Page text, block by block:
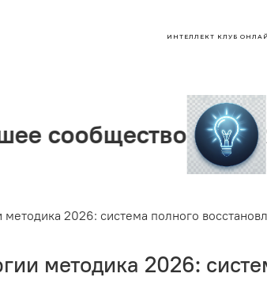
ИНТЕЛЛЕКТ КЛУБ
методика 2026: система полного
методика 2026: